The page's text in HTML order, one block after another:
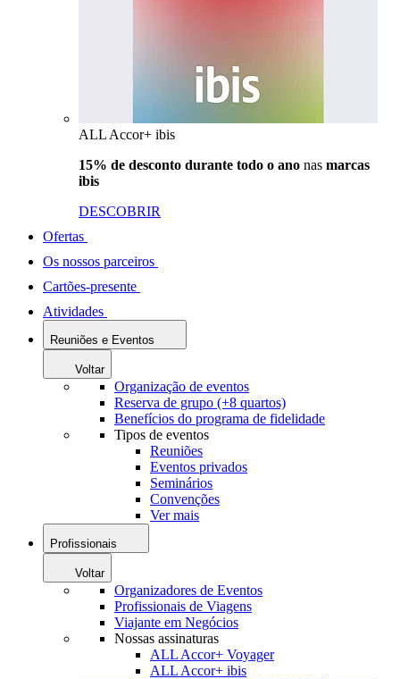
ALL Accor+ ibis
15% de desconto durante todo o ano nas marcas
ibis
DESCOBRIR
Ofertas
Os nossos parceiros
Cartões-presente
Atividades
Reuniões e Eventos
Voltar
Organização de eventos
Reserva de grupo (+8 quartos)
Benefícios do programa de fidelidade
Tipos de eventos
Reuniões
Eventos privados
Seminários
Convenções
Ver mais
Profissionais
Voltar
Organizadores de Eventos
Profissionais de Viagens
Viajante em Negócios
Nossas assinaturas
ALL Accor+ Voyager
ALL Accor+ ibis